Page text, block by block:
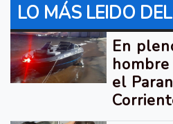
LO MÁS LEIDO
En
el